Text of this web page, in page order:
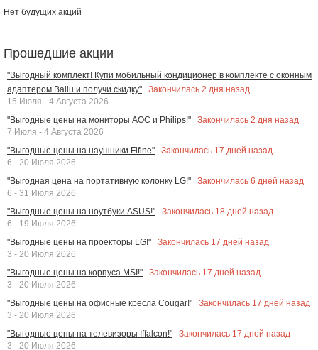
Нет будущих акций
Прошедшие акции
"Выгодный комплект! Купи мобильный кондиционер в комплекте с оконным
адаптером Ballu и получи скидку"
Закончилась 2 дня назад
15 Июля - 4 Августа 2026
"Выгодные цены на мониторы AOC и Philips!"
Закончилась 2 дня назад
7 Июля - 4 Августа 2026
"Выгодные цены на наушники Fifine"
Закончилась 17 дней назад
6 - 20 Июля 2026
"Выгодная цена на портативную колонку LG!"
Закончилась 6 дней назад
6 - 31 Июля 2026
"Выгодные цены на ноутбуки ASUS!"
Закончилась 18 дней назад
6 - 19 Июля 2026
"Выгодные цены на проекторы LG!"
Закончилась 17 дней назад
3 - 20 Июля 2026
"Выгодные цены на корпуса MSI!"
Закончилась 17 дней назад
3 - 20 Июля 2026
"Выгодные цены на офисные кресла Cougar!"
Закончилась 17 дней назад
3 - 20 Июля 2026
"Выгодные цены на телевизоры Iffalcon!"
Закончилась 17 дней назад
3 - 20 Июля 2026